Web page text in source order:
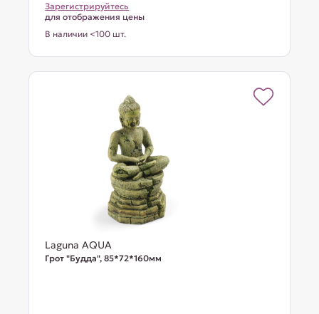
Зарегистрируйтесь
для отображения цены
В наличии <100 шт.
Laguna AQUA
Грот "Будда", 85*72*160мм